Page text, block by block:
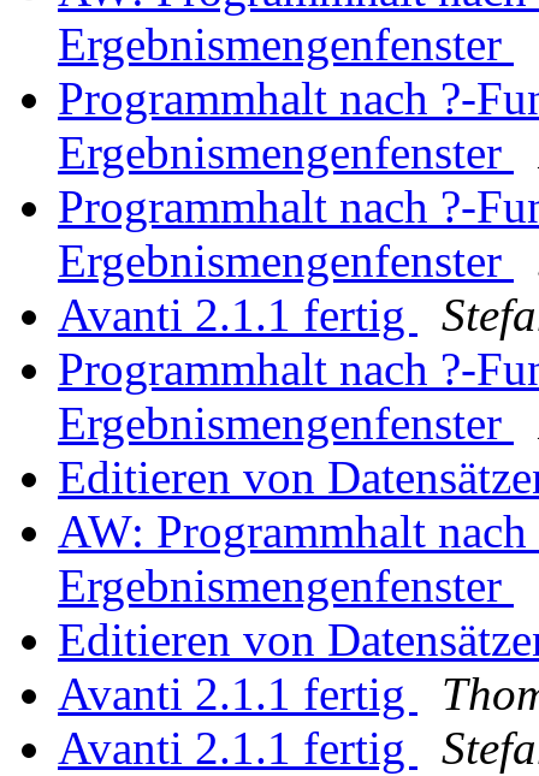
Ergebnismengenfenster
Programmhalt nach ?-
Ergebnismengenfenster
Programmhalt nach ?-
Ergebnismengenfenster
Avanti 2.1.1 fertig
Programmhalt nach ?-
Ergebnismengenfenster
Editieren von
AW: Programmhalt
Ergebnismengenfenster
Editieren von
Avanti 2.1.1 fertig
Avanti 2.1.1 fertig